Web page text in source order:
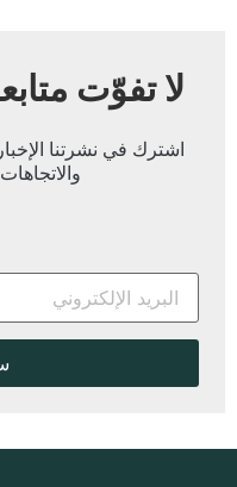
لا تفوّت
اشترك في نشرتنا